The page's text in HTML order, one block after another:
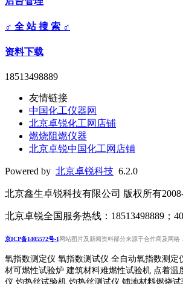
♂ 全 站 搜 索 ♂
资料下载
18513498889
友情链接
中国化工仪器网
北京卓锐化工网店铺
燃烧阻燃仪器
北京卓锐中国化工网店铺
Powered by 北京卓锐科技 6.2.0
北京鑫生卓锐科技有限公司 版权所有
北京卓锐全国服务热线：18513498889；
京ICP备1405572号-1网站图片及新闻资料部分来源于合作商及网络
氧指数测定仪 氧指数测试仪 全自动氧指数测
材可燃性试验炉 建筑材料难燃性试验机 点着
仪 灼热丝试验机 灼热丝测试仪 铺地材料燃烧